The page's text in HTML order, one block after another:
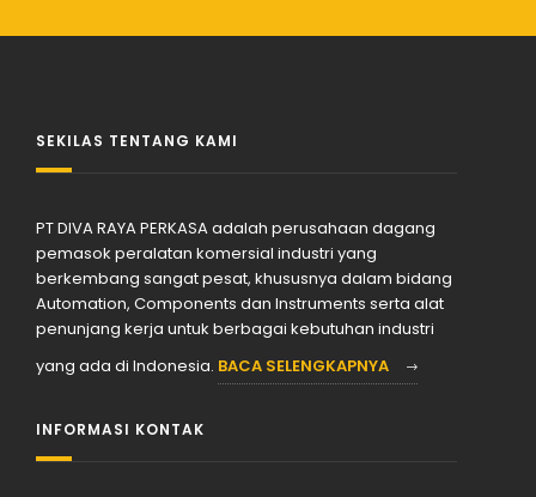
SEKILAS TENTANG KAMI
PT DIVA RAYA PERKASA adalah perusahaan dagang
pemasok peralatan komersial industri yang
berkembang sangat pesat, khususnya dalam bidang
Automation, Components dan Instruments serta alat
penunjang kerja untuk berbagai kebutuhan industri
yang ada di Indonesia. BACA SELENGKAPNYA
INFORMASI KONTAK